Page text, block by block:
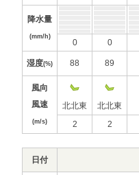
降水量
(mm/h)
0 0
湿度(%) 88 89
風向
風速
(m/s)
北北東 北北東
2
2
日付